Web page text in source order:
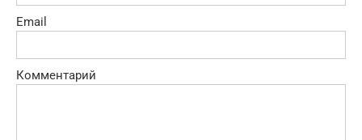
Email
Комментарий